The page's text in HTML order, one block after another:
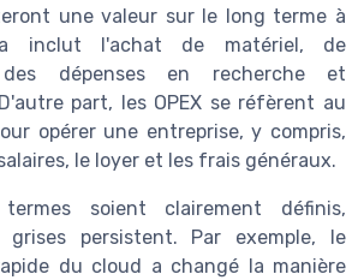
une valeur sur le long terme à
inclut l'achat de matériel, de
dépenses en recherche et
part, les OPEX se réfèrent au
opérer une entreprise, y compris,
le loyer et les frais généraux.
soient clairement définis,
grises persistent. Par exemple, le
du cloud a changé la manière